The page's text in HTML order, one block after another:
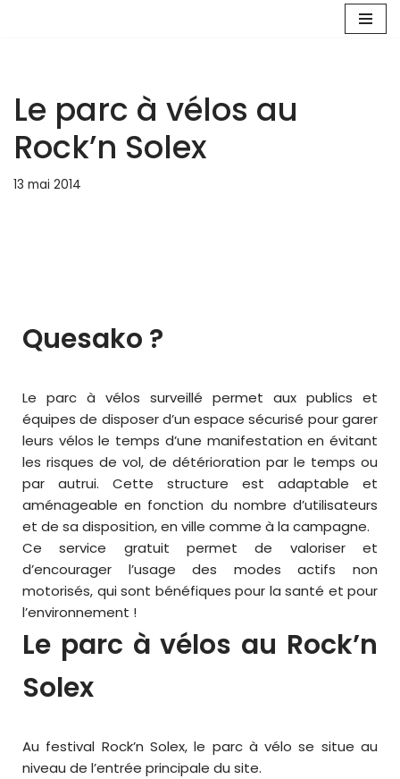
Le parc à vélos au
Rock’n Solex
13 mai 2014
Quesako ?
Le parc à vélos surveillé permet aux publics et
équipes de disposer d’un espace sécurisé pour garer
leurs vélos le temps d’une manifestation en évitant
les risques de vol, de détérioration par le temps ou
par autrui. Cette structure est adaptable et
aménageable en fonction du nombre d’utilisateurs
et de sa disposition, en ville comme à la campagne.
Ce service gratuit permet de valoriser et
d’encourager l’usage des modes actifs non
motorisés, qui sont bénéfiques pour la santé et pour
l’environnement !
Le parc à vélos au Rock’n
Solex
Au festival Rock’n Solex, le parc à vélo se situe au
niveau de l’entrée principale du site.